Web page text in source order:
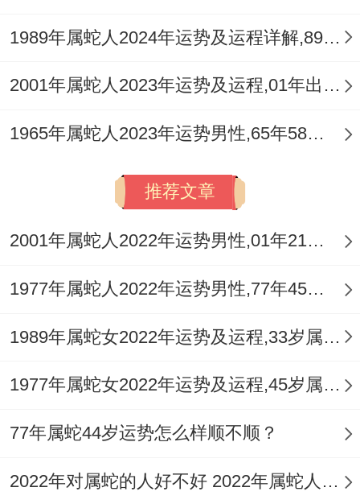
也能多关注西南方~这个位置2025有【八白
厅西南方布局，摆一个‘祥安阁聚宝全都
财’摆件~增加八白财星得力量 - 寓意2025财
运亨通、八方来财。
平日里外出时也可多注意选择吉利得方位，
如朝向东南或西南方向行走,或在这两个吉利
事业同财富运。
4、多结善、多助人
助人不是指刻意给钱帮人，而是有助人为乐
在日常生活中多关心身边得人与事 - 向上伸
1989年属蛇人2024年运势及运程详解,89年出生35岁肖蛇人在2024全年每月运势完整版
2001年属蛇人2023年运势及运程,01年出生的22岁生肖蛇2023年每月运势详解
1965年属蛇人2023年运势男性,65年58岁属蛇男2023年每月运程怎么样
推荐文章
2001年属蛇人2022年运势男性,01年21岁属蛇男2022年每月运程怎么样
1977年属蛇人2022年运势男性,77年45岁属蛇男2022年每月运程怎么样
1989年属蛇女2022年运势及运程,33岁属蛇人2022全年每月运势女性如何
1977年属蛇女2022年运势及运程,45岁属蛇人2022全年每月运势女性如何
77年属蛇44岁运势怎么样顺不顺？
2022年对属蛇的人好不好 2022年属蛇人运势如何